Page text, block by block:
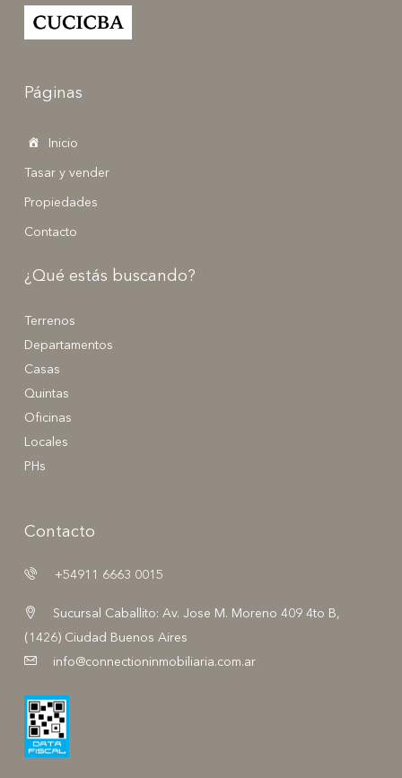
Páginas
Inicio
Tasar y vender
Propiedades
Contacto
¿Qué estás buscando?
Terrenos
Departamentos
Casas
Quintas
Oficinas
Locales
PHs
Contacto
+54911 6663 0015
Sucursal Caballito: Av. Jose M. Moreno 409 4to B,
(1426) Ciudad Buenos Aires
info@connectioninmobiliaria.com.ar